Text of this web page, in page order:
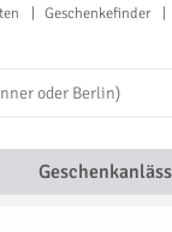
Geschenkefinder